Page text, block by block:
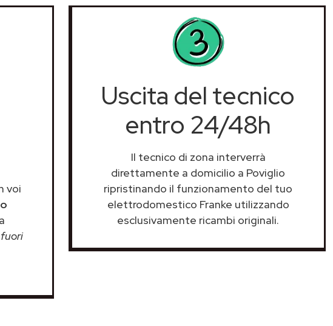
voi
fuori
Uscita del tecnico
entro 24/48h
Il tecnico di zona interverrà
direttamente a domicilio a Poviglio
ripristinando il funzionamento del tuo
elettrodomestico Franke utilizzando
esclusivamente ricambi originali.